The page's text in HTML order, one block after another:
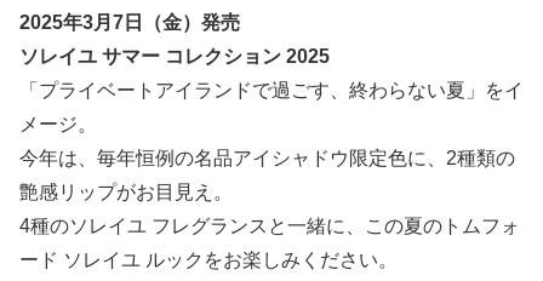
2025年3月7日（金）発売
ソレイユ サマー コレクション 2025
「プライベートアイランドで過ごす、終わらない夏」をイ
メージ。
今年は、毎年恒例の名品アイシャドウ限定色に、2種類の
艶感リップがお目見え。
4種のソレイユ フレグランスと一緒に、この夏のトムフォ
ード ソレイユ ルックをお楽しみください。